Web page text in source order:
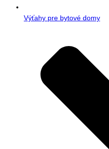
Výťahy pre bytové domy